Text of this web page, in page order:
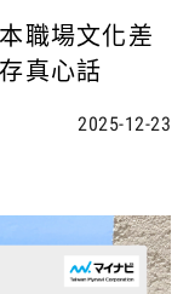
職場文化差
真心話
2025-12-23